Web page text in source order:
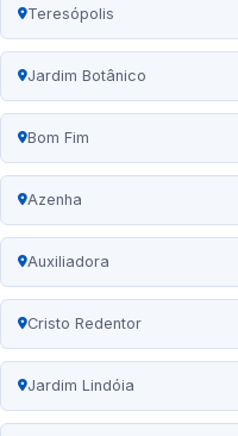
Teresópolis
Jardim Botânico
Bom Fim
Azenha
Auxiliadora
Cristo Redentor
Jardim Lindóia